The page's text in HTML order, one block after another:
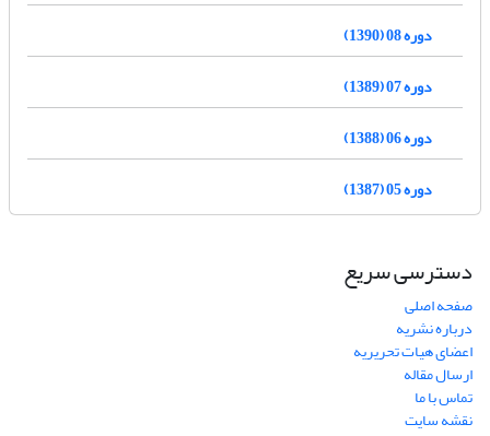
دوره 08 (1390)
دوره 07 (1389)
دوره 06 (1388)
دوره 05 (1387)
دسترسی سریع
صفحه اصلی
درباره نشریه
اعضای هیات تحریریه
ارسال مقاله
تماس با ما
نقشه سایت